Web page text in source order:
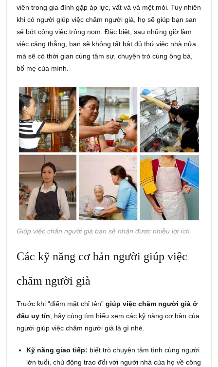
viên trong gia đình gặp áp lực, vất vả và mệt mỏi. Tuy nhiên
khi có người giúp việc chăm người già, họ sẽ giúp bạn san
sẻ bớt công việc trông nom. Đặc biệt, sau những giờ làm
việc căng thẳng, bạn sẽ không tất bật đủ thứ việc nhà nữa
mà sẽ có thời gian cùng tâm sự, chuyện trò cùng ông bà,
bố mẹ của mình.
Giúp việc chăn người già bạn sẽ nhận được nhiều lợi ích
Các kỹ năng cơ bản người giúp việc
chăm người già
Trước khi “điểm mặt chỉ tên” giúp việc chăm người già ở
đâu uy tín, hãy cùng tìm hiểu xem các kỹ năng cơ bản của
người giúp việc chăm người già là gì nhé.
Kỹ năng giao tiếp: biết trò chuyện tâm tình cùng người
lớn tuổi, chủ động trao đổi với người nhà của họ về công